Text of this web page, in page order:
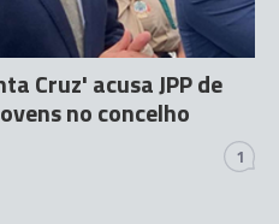
Cruz' acusa JPP de
no concelho
1